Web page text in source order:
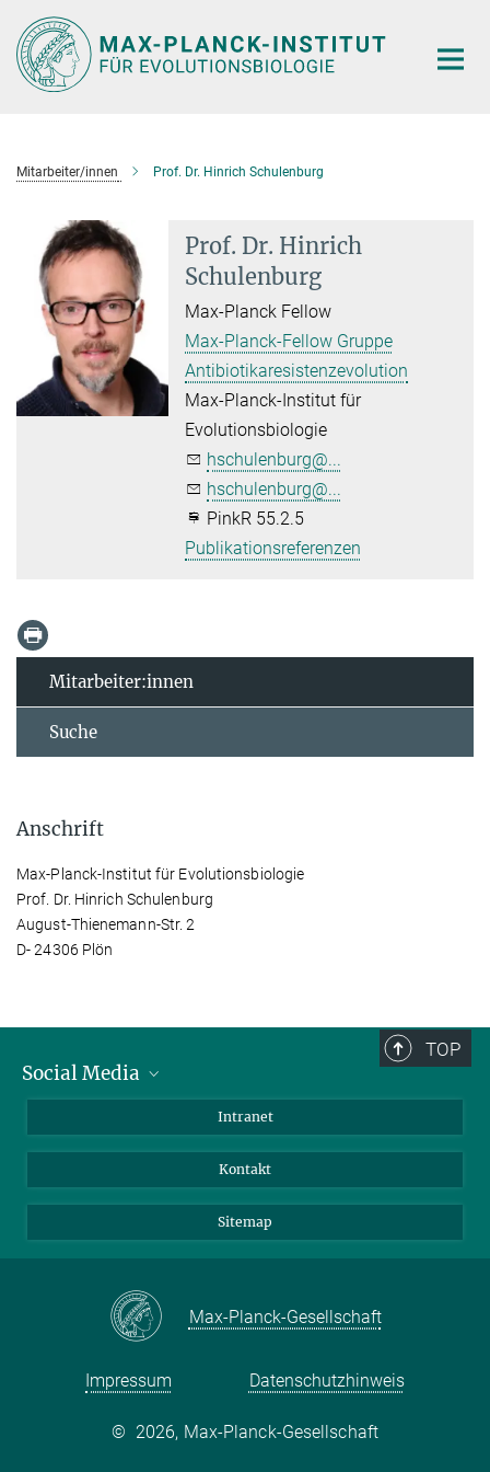
Hauptinhalt
Mitarbeiter/innen Prof. Dr. Hinrich Schulenburg
Prof. Dr. Hinrich
Schulenburg
Max-Planck Fellow
Max-Planck-Fellow Gruppe
Antibiotikaresistenzevolution
Max-Planck-Institut für
Evolutionsbiologie
hschulenburg@...
hschulenburg@...
PinkR 55.2.5
Publikationsreferenzen
Mitarbeiter:innen
Suche
Anschrift
Max-Planck-Institut für Evolutionsbiologie
Prof. Dr. Hinrich Schulenburg
August-Thienemann-Str. 2
D- 24306 Plön
TOP
Social Media
Intranet
Kontakt
Sitemap
Max-Planck-Gesellschaft
Impressum Datenschutzhinweis
© 2026, Max-Planck-Gesellschaft